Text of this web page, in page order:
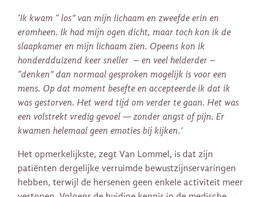
‘Ik kwam “ los” van mijn lichaam en zweefde erin en
eromheen. Ik had mijn ogen dicht, maar toch kon ik de
slaapkamer en mijn lichaam zien. Opeens kon ik
honderdduizend keer sneller – en veel helderder –
“denken” dan normaal gesproken mogelijk is voor een
mens. Op dat moment besefte en accepteerde ik dat ik
was gestorven. Het werd tijd om verder te gaan. Het was
een volstrekt vredig gevoel — zonder angst of pijn. Er
kwamen helemaal geen emoties bij kijken.’
Het opmerkelijkste, zegt Van Lommel, is dat zijn
patiënten dergelijke verruimde bewustzijnservaringen
hebben, terwijl de hersenen geen enkele activiteit meer